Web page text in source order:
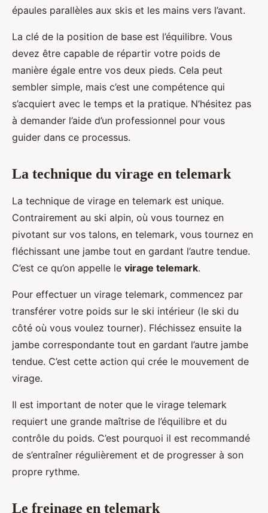
épaules parallèles aux skis et les mains vers l’avant.
La clé de la position de base est l’équilibre. Vous
devez être capable de répartir votre poids de
manière égale entre vos deux pieds. Cela peut
sembler simple, mais c’est une compétence qui
s’acquiert avec le temps et la pratique. N’hésitez pas
à demander l’aide d’un professionnel pour vous
guider dans ce processus.
La technique du virage en telemark
La technique de virage en telemark est unique.
Contrairement au ski alpin, où vous tournez en
pivotant sur vos talons, en telemark, vous tournez en
fléchissant une jambe tout en gardant l’autre tendue.
C’est ce qu’on appelle le virage telemark.
Pour effectuer un virage telemark, commencez par
transférer votre poids sur le ski intérieur (le ski du
côté où vous voulez tourner). Fléchissez ensuite la
jambe correspondante tout en gardant l’autre jambe
tendue. C’est cette action qui crée le mouvement de
virage.
Il est important de noter que le virage telemark
requiert une grande maîtrise de l’équilibre et du
contrôle du poids. C’est pourquoi il est recommandé
de s’entraîner régulièrement et de progresser à son
propre rythme.
Le freinage en telemark